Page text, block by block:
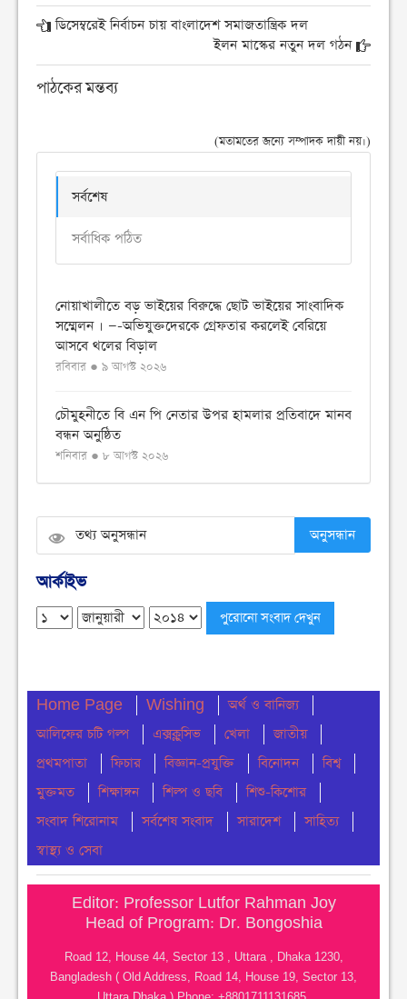
ডিসেম্বরেই নির্বাচন চায় বাংলাদেশ সমাজতান্ত্রিক দল
ইলন মাস্কের নতুন দল গঠন
পাঠকের মন্তব্য
(মতামতের জন্যে সম্পাদক দায়ী নয়।)
সর্বশেষ
সর্বাধিক পঠিত
নোয়াখালীতে বড় ভাইয়ের বিরুদ্ধে ছোট ভাইয়ের সাংবাদিক
সম্মেলন । —-অভিযুক্তদেরকে গ্রেফতার করলেই বেরিয়ে
আসবে থলের বিড়াল
রবিবার ● ৯ আগস্ট ২০২৬
চৌমুহনীতে বি এন পি নেতার উপর হামলার প্রতিবাদে মানব
বন্ধন অনুষ্ঠিত
শনিবার ● ৮ আগস্ট ২০২৬
বিএনপি নেতার উপর হামলার প্রতিবাদে চৌমুহনীতে
বিক্ষোভ মিছিল অনুষ্ঠিত
শনিবার ● ৮ আগস্ট ২০২৬
শুক্রবার ● ৭ আগস্ট ২০২৬
চৌমুহনীতে ১২কেজি গাঁজা ও একটি সিএনজি সহ আটক ১
শুক্রবার ● ৭ আগস্ট ২০২৬
চৌমুহনীতে সন্ত্রাসীদের গুলিতে হকার্স কাশেম ও ব্যবসায়ী
ইয়াছিন গুলিবিদ্ধ
শুক্রবার ● ৭ আগস্ট ২০২৬
নোয়াখালীতে ডি সির নিকট ১১ দলের স্মারক লিপি প্রদান
বৃহস্পতিবার ● ৬ আগস্ট ২০২৬
বেগমগঞ্জে ১১ দলীয় ঐক্যের বিক্ষোভ সমাবেশ ও গণমিছিল
অনুসন্ধান
আর্কাইভ
Home Page Wishing
অর্থ ও বানিজ্য
আলিফের চটি গল্প
এক্সক্লুসিভ খেলা
জাতীয়
প্রথমপাতা
ফিচার বিজ্ঞান-প্রযুক্তি বিনোদন
বিশ্ব
মুক্তমত
শিক্ষাঙ্গন শিল্প ও ছবি
শিশু-কিশোর
সংবাদ শিরোনাম
সর্বশেষ সংবাদ সারাদেশ
সাহিত্য
স্বাস্থ্য ও সেবা
Editor: Professor Lutfor Rahman Joy
Head of Program: Dr. Bongoshia
Road 12, House 44, Sector 13 , Uttara , Dhaka 1230,
Bangladesh ( Old Address, Road 14, House 19, Sector 13,